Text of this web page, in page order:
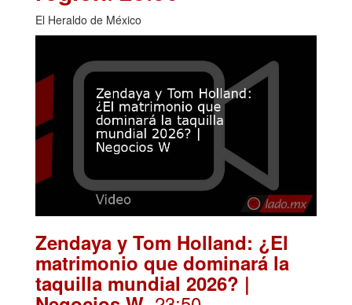
El Heraldo de México
Zendaya y Tom Holland: ¿El
matrimonio que dominará la
taquilla mundial 2026? |